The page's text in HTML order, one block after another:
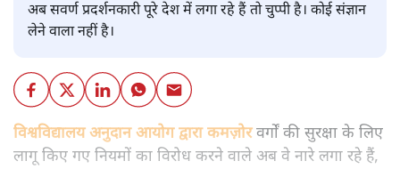
अब सवर्ण प्रदर्शनकारी पूरे देश में लगा रहे हैं तो चुप्पी है। कोई संज्ञान
लेने वाला नहीं है।
विश्वविद्यालय अनुदान आयोग द्वारा कमज़ोरवर्गों की सुरक्षा के लिए
लागू किए गए नियमों का विरोध करने वाले अब वे नारे लगा रहे हैं,